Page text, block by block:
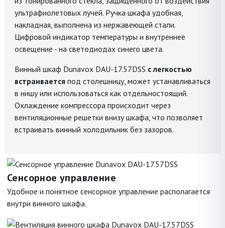
ультрафиолетовых лучей. Ручка шкафа удобная,
накладная, выполнена из нержавеющей стали.
Цифровой индикатор температуры и внутреннее
освещение - на светодиодах синего цвета.
Винный шкаф Dunavox DAU-17.57DSS c легкостью
встраивается под столешницу, может устанавливаться
в нишу или использоваться как отдельностоящий.
Охлаждение компрессора происходит через
вентиляционные решетки внизу шкафа, что позволяет
встраивать винный холодильник без зазоров.
Сенсорное управление
Удобное и понятное сенсорное управление располагается
внутри винного шкафа.